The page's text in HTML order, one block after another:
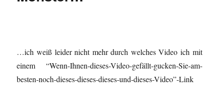
…ich weiß leider nicht mehr durch welches Video ich mit
einem “Wenn-Ihnen-dieses-Video-gefällt-gucken-Sie-am-
besten-noch-dieses-dieses-dieses-und-dieses-Video”-Link